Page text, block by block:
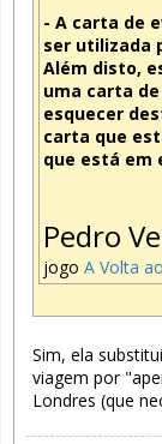
- A carta de
ser utilizada
Além disto,
uma carta
esquecer
carta que
que está em
Pedro
jogo A Volta
Sim, ela
viagem por
Londres (que